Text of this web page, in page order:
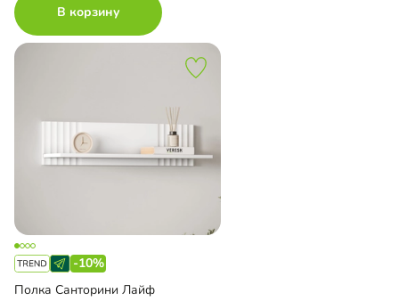
В корзину
-10%
Полка Санторини Лайф